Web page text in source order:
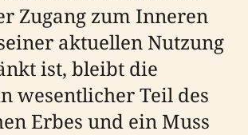
Zugang zum Inneren
aktuellen Nutzung
ist, bleibt die
wesentlicher Teil des
Erbes und ein Muss